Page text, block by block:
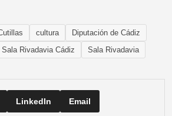
cultura
Diputación de Cádiz
Rivadavia Cádiz
Sala Rivadavia
LinkedIn Email